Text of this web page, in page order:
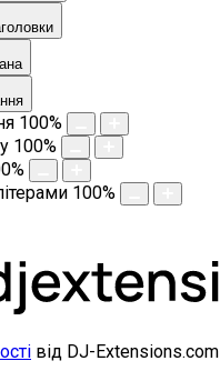
100%
100%
%
100%
від DJ-Extensions.com